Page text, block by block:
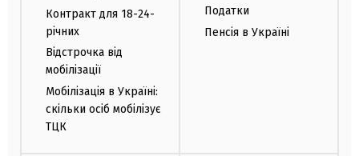
Контракт для 18-24-
річних
Відстрочка від
мобілізації
Мобілізація в Україні:
скільки осіб мобілізує
ТЦК
Податки
Пенсія в Україні